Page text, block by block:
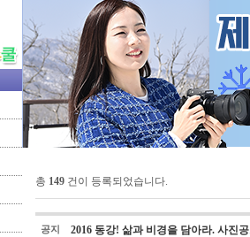
총 149 건이 등록되었습니다.
공지 2016 동강! 삶과 비경을 담아라. 사진